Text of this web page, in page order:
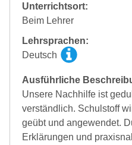
Unterrichtsort:
Beim Lehrer
Lehrsprachen:
Deutsch
Ausführliche
Unsere Nachhilfe ist
verständlich. Schulstoff
geübt und angewendet.
Erklärungen und